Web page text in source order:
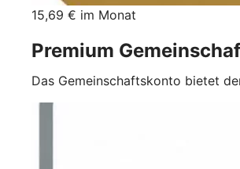
15,69 € im Monat
Premium
Das Gemeinschaftskonto bietet